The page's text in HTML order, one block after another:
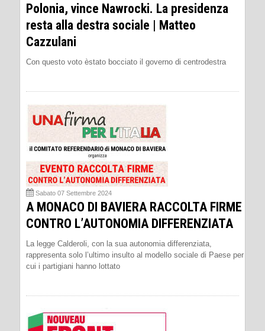
Polonia, vince Nawrocki. La presidenza
resta alla destra sociale | Matteo
Cazzulani
Con questo voto èstato bocciato il governo di centrodestra
Sabato 07 Settembre 2024
A MONACO DI BAVIERA RACCOLTA FIRME
CONTRO L’AUTONOMIA DIFFERENZIATA
La legge Calderoli, con la sua autonomia differenziata,
rappresenta solo l’ultimo insulto al modello sociale di Paese per
cui i partigiani hanno lottato